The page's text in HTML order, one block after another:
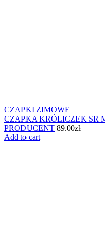
CZAPKI ZIMOWE
CZAPKA KRÓLICZEK SR
PRODUCENT 89.00zł
Add to cart